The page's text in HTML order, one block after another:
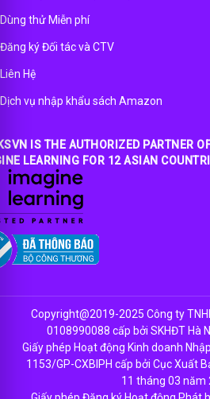
Dùng thử Miễn phí
Đăng ký Đối tác và CTV
Liên Hệ
Dịch vụ nhập khẩu sách Amazon
IS THE AUTHORIZED PARTNER
LEARNING FOR 12 ASIAN
Copyright@2019-2025 Công ty
0108990088 cấp bởi SKHĐT Hà
Giấy phép Hoạt động Kinh doanh
1153/GP-CXBIPH cấp bởi Cục Xuất
11 tháng 03 năm